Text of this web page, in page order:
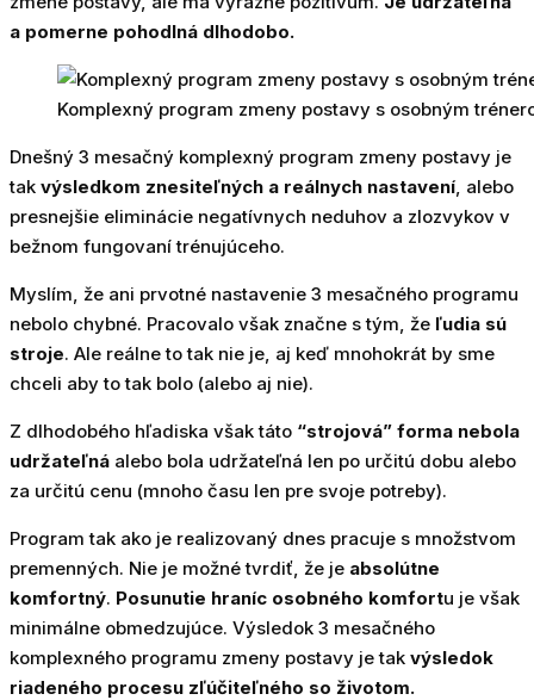
a pomerne pohodlná dlhodobo.
Komplexný program zmeny postavy s osobným
Dnešný 3 mesačný komplexný program zmeny postavy je
tak výsledkom znesiteľných a reálnych nastavení , alebo
presnejšie eliminácie negatívnych neduhov a zlozvykov v
bežnom fungovaní trénujúceho.
Myslím, že ani prvotné nastavenie 3 mesačného programu
nebolo chybné. Pracovalo však značne s tým, že ľudia sú
stroje. Ale reálne to tak nie je, aj keď mnohokrát by sme
chceli aby to tak bolo (alebo aj nie).
Z dlhodobého hľadiska však táto “strojová” forma nebola
udržateľná alebo bola udržateľná len po určitú dobu alebo
za určitú cenu (mnoho času len pre svoje potreby).
Program tak ako je realizovaný dnes pracuje s množstvom
premenných. Nie je možné tvrdiť, že je absolútne
komfortný. Posunutie hraníc osobného komfortu je však
minimálne obmedzujúce. Výsledok 3 mesačného
komplexného programu zmeny postavy je tak výsledok
riadeného procesu zľúčiteľného so životom.